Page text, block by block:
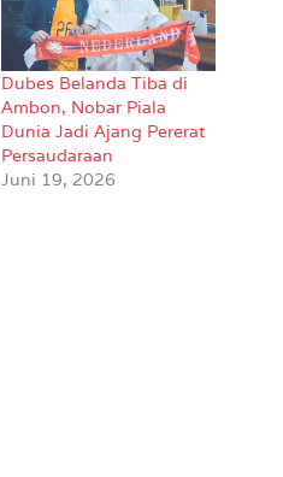
Dubes Belanda Tiba di
Ambon, Nobar Piala
Dunia Jadi Ajang Pererat
Persaudaraan
Juni 19, 2026